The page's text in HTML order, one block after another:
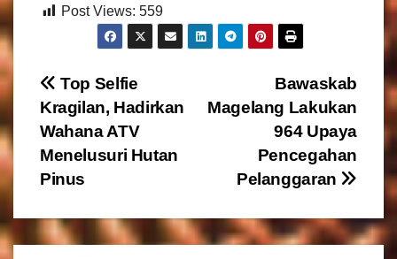
Post Views: 559
N
a
v
g
Bawaskab
Magelang Lakukan
964 Upaya
Pencegahan
Pelanggaran
Top Selfie
Kragilan, Hadirkan
Wahana ATV
Menelusuri Hutan
Pinus